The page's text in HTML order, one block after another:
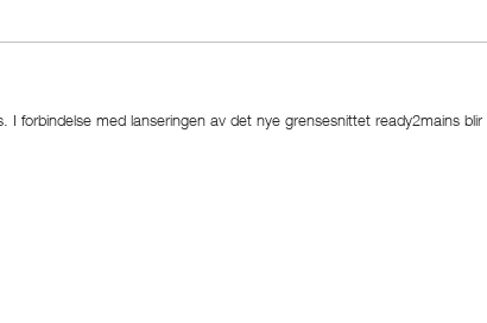
forbindelse med lanseringen av det nye grensesnittet ready2mains blir